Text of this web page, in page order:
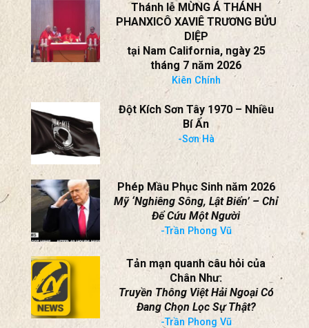
TÀI LIỆU VIEW ALL
Thánh lễ MỪNG Á THÁNH
PHANXICÔ XAVIÊ TRƯƠNG BỬU
tại Nam California, ngày 25
tháng 7 năm 2026
Kiên Chính
Đột Kích Sơn Tây 1970 – Nhiều
Bí Ẩn
-Sơn Hà
Phép Mầu Phục Sinh năm 2026
Mỹ ‘Nghiêng Sông, Lật Biển’ – Chỉ
Để Cứu Một Người
-Trần Phong Vũ
Tản mạn quanh câu hỏi của